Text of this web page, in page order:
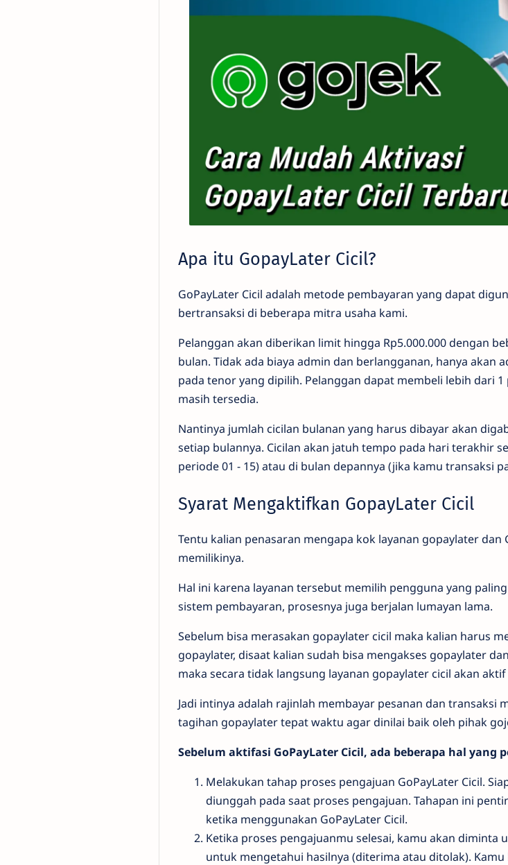
Apa itu GopayLater Cicil?
GoPayLater Cicil adalah metode pembayaran yang dapat
bertransaksi di beberapa mitra usaha kami.
Pelanggan akan diberikan limit hingga Rp5.000.000 dengan
bulan. Tidak ada biaya admin dan berlangganan, hanya akan
pada tenor yang dipilih. Pelanggan dapat membeli lebih dari
masih tersedia.
Nantinya jumlah cicilan bulanan yang harus dibayar akan
setiap bulannya. Cicilan akan jatuh tempo pada hari terakhir
periode 01 - 15) atau di bulan depannya (jika kamu transaksi
Syarat Mengaktifkan GopayLater Cicil
Tentu kalian penasaran mengapa kok layanan gopaylater
memilikinya.
Hal ini karena layanan tersebut memilih pengguna yang
sistem pembayaran, prosesnya juga berjalan lumayan lama.
Sebelum bisa merasakan gopaylater cicil maka kalian harus
gopaylater, disaat kalian sudah bisa mengakses gopaylater
maka secara tidak langsung layanan gopaylater cicil akan
Jadi intinya adalah rajinlah membayar pesanan dan transaksi
tagihan gopaylater tepat waktu agar dinilai baik oleh pihak
Sebelum aktifasi GoPayLater Cicil, ada beberapa hal
Melakukan tahap proses pengajuan GoPayLater Cicil.
diunggah pada saat proses pengajuan. Tahapan ini
ketika menggunakan GoPayLater Cicil.
Ketika proses pengajuanmu selesai, kamu akan diminta
untuk mengetahui hasilnya (diterima atau ditolak). Kamu